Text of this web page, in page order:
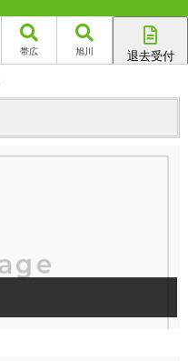
帯広 旭川 退去受付